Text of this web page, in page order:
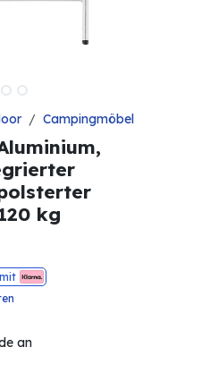
Campingmöbel
kg
an